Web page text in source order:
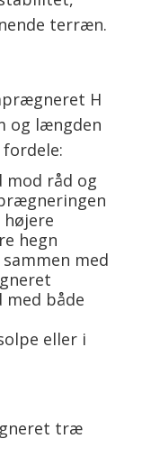
terræn.
H
og længden
mod råd og
hegn
med
med både
eller i
træ